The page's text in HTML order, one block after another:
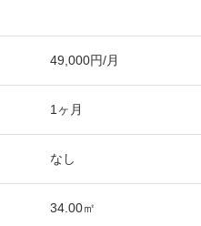
49,000円/月
1ヶ月
なし
34.00㎡